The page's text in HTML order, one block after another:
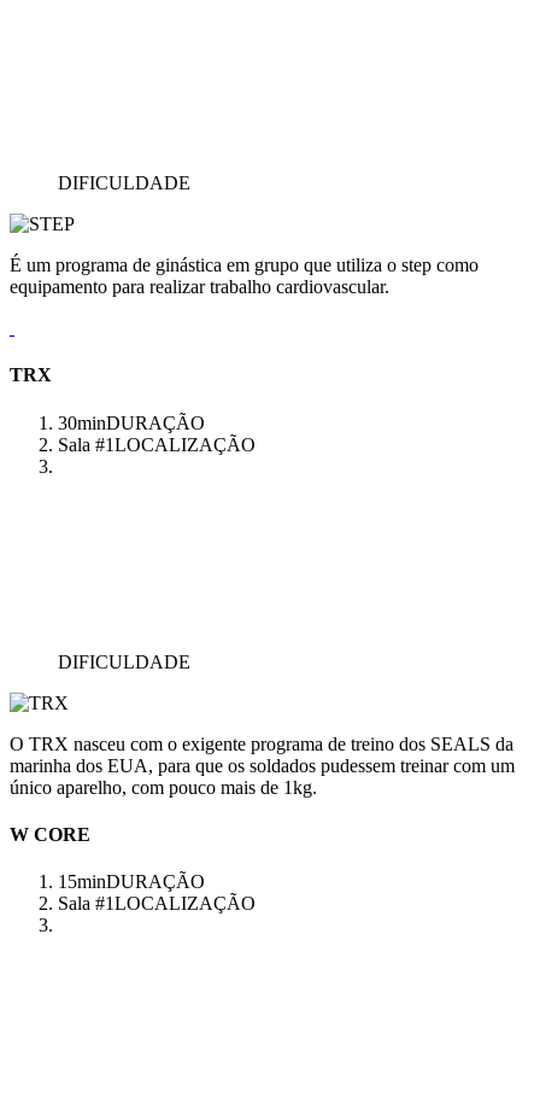
DIFICULDADE
É um programa de ginástica em grupo que utiliza o step como
equipamento para realizar trabalho cardiovascular.
TRX
30minDURAÇÃO
Sala #1LOCALIZAÇÃO
DIFICULDADE
O TRX nasceu com o exigente programa de treino dos SEALS da
marinha dos EUA, para que os soldados pudessem treinar com um
único aparelho, com pouco mais de 1kg.
W CORE
15minDURAÇÃO
Sala #1LOCALIZAÇÃO